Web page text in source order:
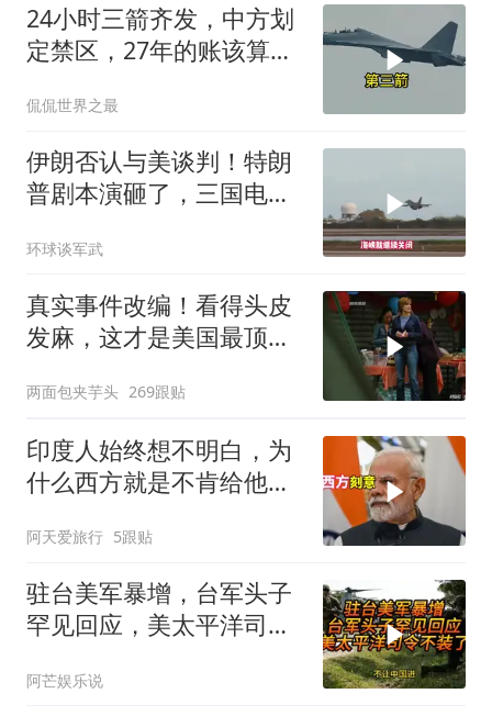
24小时三箭齐发，中方划
定禁区，27年的账该算
侃侃世界之最
伊朗否认与美谈判！特朗
普剧本演砸了，三国电话
环球谈军武
真实事件改编！看得头皮
发麻，这才是美国最顶级
两面包夹芋头 269跟贴
印度人始终想不明白，为
什么西方就是不肯给他们
阿天爱旅行 5跟贴
驻台美军暴增，台军头子
罕见回应，美太平洋司令
阿芒娱乐说